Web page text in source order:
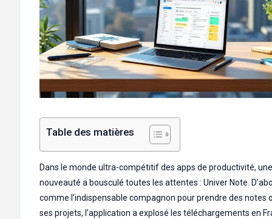
Table des matières
Dans le monde ultra-compétitif des apps de productivité,
nouveauté a bousculé toutes les attentes : Univer Note.
comme l’indispensable compagnon pour prendre des notes
ses projets, l’application a explosé les téléchargements en